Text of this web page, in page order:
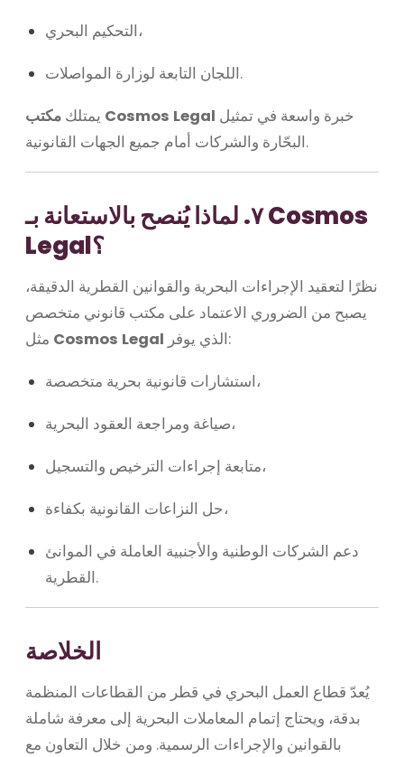
التحكيم البحري،
اللجان التابعة لوزارة المواصلات.
يمتلك مكتب Cosmos Legal
البحّارة والشركات أمام جميع الجهات القانونية.
٧. لماذا يُنصح بالاستعانة بـ Cosmos
Legal؟
نظرًا لتعقيد الإجراءات البحرية والقوانين القطرية الدقيقة،
يصبح من الضروري الاعتماد على مكتب قانوني متخصص
Cosmos Legal الذي يوفر:
استشارات قانونية بحرية متخصصة،
صياغة ومراجعة العقود البحرية،
متابعة إجراءات الترخيص والتسجيل،
حل النزاعات القانونية بكفاءة،
دعم الشركات الوطنية والأجنبية العاملة في الموانئ
القطرية.
الخلاصة
يُعدّ قطاع العمل البحري في قطر من القطاعات المنظمة
بدقة، ويحتاج إتمام المعاملات البحرية إلى معرفة شاملة
بالقوانين والإجراءات الرسمية. ومن خلال التعاون مع